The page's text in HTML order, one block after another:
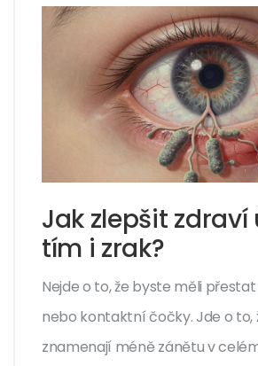
Jak zlepšit zdraví
tím i zrak?
Nejde o to, že byste měli
nebo kontaktní čočky. Jde o to,
znamenají méně zánětu v